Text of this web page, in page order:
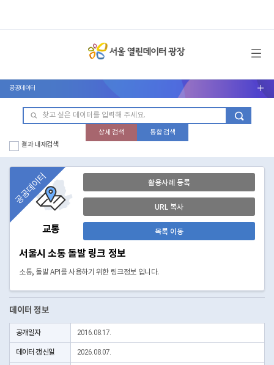
메뉴 열기
공공데이터 서브메뉴 열기
상세 검색
통합 검색
결과 내 재검색
교통
공공데이터 활용사례 등록
URL 복사
목록 이동
서울시 소통 돌발 링크 정보
소통, 돌발 API를 사용하기 위한 링크정보 입니다.
데이터 정보
공개일자 2016.08.17.
데이터 갱신일 2026.08.07.